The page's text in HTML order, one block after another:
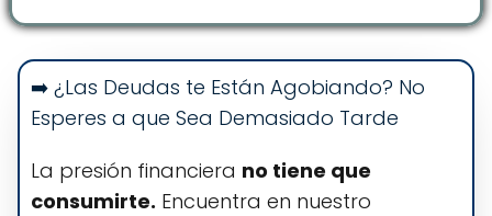
➡️ ¿Las Deudas te Están Agobiando? No
Esperes a que Sea Demasiado Tarde
La presión financiera no tiene que
consumirte. Encuentra en nuestro